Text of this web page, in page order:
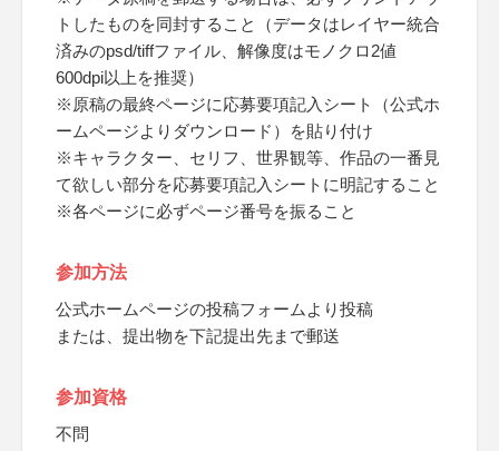
トしたものを同封すること（データはレイヤー統合
済みのpsd/tiffファイル、解像度はモノクロ2値
600dpi以上を推奨）
※原稿の最終ページに応募要項記入シート（公式ホ
ームページよりダウンロード）を貼り付け
※キャラクター、セリフ、世界観等、作品の一番見
て欲しい部分を応募要項記入シートに明記すること
※各ページに必ずページ番号を振ること
参加方法
公式ホームページの投稿フォームより投稿
または、提出物を下記提出先まで郵送
参加資格
不問